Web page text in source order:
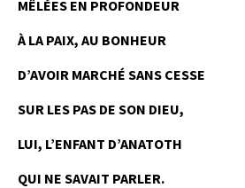
MÊLÉES EN PROFONDEUR
À LA PAIX, AU BONHEUR
D’AVOIR MARCHÉ SANS CESSE
SUR LES PAS DE SON DIEU,
LUI, L’ENFANT D’ANATOTH
QUI NE SAVAIT PARLER.